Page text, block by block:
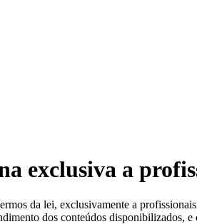
exclusiva a
da lei, exclusivamente a
dos conteúdos disponibilizados,